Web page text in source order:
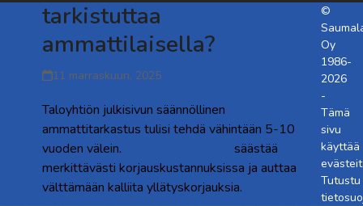
tarkistuttaa
ammattilaisella?
11 marraskuun, 2025
Taloyhtiön julkisivun säännöllinen
ammattitarkastus tulisi tehdä vähintään 5-10
vuoden välein.
säästää
merkittävästi korjauskustannuksissa ja auttaa
välttämään kalliita yllätyskorjauksia.
©
Oy
1986-
2026
-
Tämä
sivu
käyttää
Tutustu